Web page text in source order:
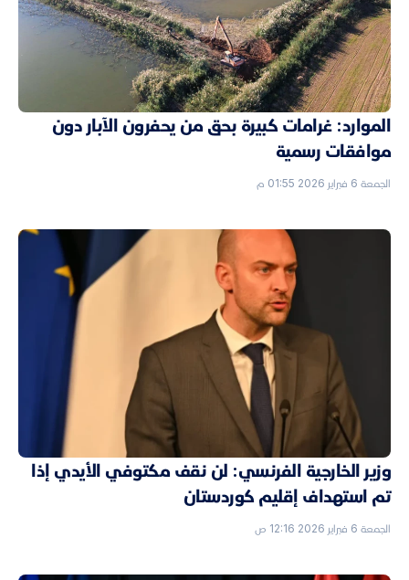
الموارد: غرامات كبيرة بحق من يحفرون الآبار دون
موافقات رسمية
الجمعة 6 فبراير 2026 01:55 م
وزير الخارجية الفرنسي: لن نقف مكتوفي الأيدي إذا
تم استهداف إقليم كوردستان
الجمعة 6 فبراير 2026 12:16 ص